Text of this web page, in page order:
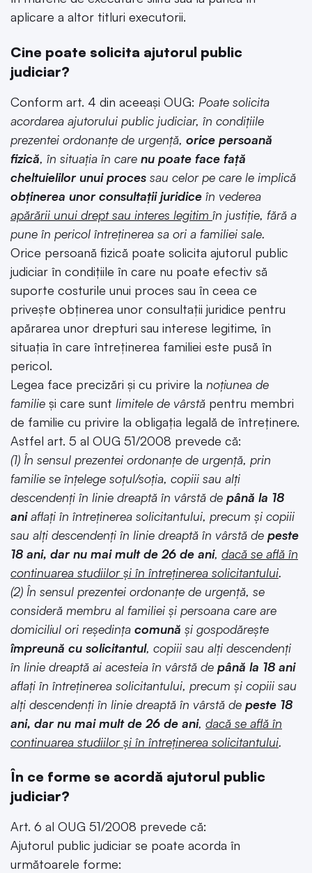
aplicare a altor titluri executorii.
Cine poate solicita ajutorul public
judiciar?
Conform art. 4 din aceeași OUG: Poate solicita
acordarea ajutorului public judiciar, în condiţiile
prezentei ordonanţe de urgenţă, orice persoană
fizică, în situaţia în care nu poate face faţă
cheltuielilor unui proces sau celor pe care le implică
obţinerea unor consultaţii juridice în vederea
apărării unui drept sau interes legitim în justiţie, fără a
pune în pericol întreţinerea sa ori a familiei sale.
Orice persoană fizică poate solicita ajutorul public
judiciar în condițiile în care nu poate efectiv să
suporte costurile unui proces sau în ceea ce
privește obținerea unor consultații juridice pentru
apărarea unor drepturi sau interese legitime, în
situația în care întreținerea familiei este pusă în
pericol.
Legea face precizări și cu privire la noțiunea de
familie și care sunt limitele de vârstă pentru membri
de familie cu privire la obligația legală de întreținere.
Astfel art. 5 al OUG 51/2008 prevede că:
(1) În sensul prezentei ordonanţe de urgenţă, prin
familie se înţelege soţul/soţia, copiii sau alţi
descendenţi în linie dreaptă în vârstă de până la 18
aniaflaţi în întreţinerea solicitantului, precum şi copiii
sau alţi descendenţi în linie dreaptă în vârstă de peste
18 ani, dar nu mai mult de 26 de ani, dacă se află în
continuarea studiilor şi în întreţinerea solicitantului.
(2) În sensul prezentei ordonanţe de urgenţă, se
consideră membru al familiei şi persoana care are
domiciliul ori reşedinţa comună şi gospodăreşte
împreună cu solicitantul, copiii sau alţi descendenţi
în linie dreaptă ai acesteia în vârstă de până la 18 ani
aflaţi în întreţinerea solicitantului, precum şi copiii sau
alţi descendenţi în linie dreaptă în vârstă de peste 18
ani, dar nu mai mult de 26 de ani, dacă se află în
continuarea studiilor şi în întreţinerea solicitantului.
În ce forme se acordă ajutorul public
judiciar?
Art. 6 al OUG 51/2008 prevede că:
Ajutorul public judiciar se poate acorda în
următoarele forme: